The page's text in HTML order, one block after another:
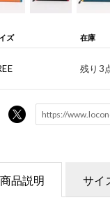
ズ 在庫
残り3
商品説明 サイ